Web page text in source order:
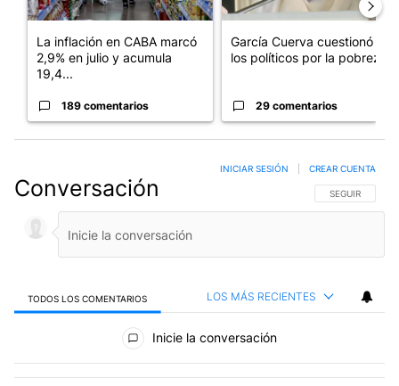
La inflación en CABA marcó
2,9% en julio y acumula
19,4...
189 comentarios
García Cuerva cuestionó a
los políticos por la pobreza
29 comentarios
Conversación SIGA ESTA
SEGUIR
INICIAR SESIÓN CREAR CUENTA
TODOS LOS COMENTARIOS LOS MÁS RECIENTES
Todos los comentarios
Inicie la conversación